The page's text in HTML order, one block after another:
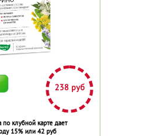
238 руб
по клубной карте дает
15% или 42 руб